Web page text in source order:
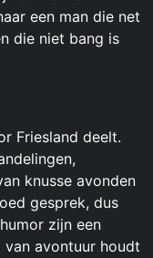
een man die net
die niet bang is
Friesland deelt.
knusse avonden
gesprek, dus
zijn een
avontuur houdt